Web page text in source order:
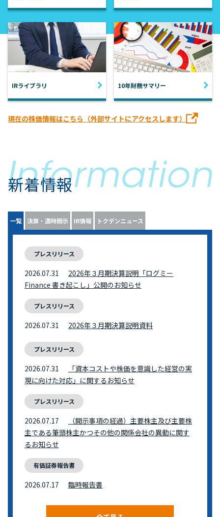
IRライブラリ 10年財務サマリー
現在の株価情報はこちら（外部サイトにアクセスします）
新着情報
一覧 決算・適時開示 IR情報 トクデンニュース
プレスリリース
2026.07.31
2026年３月期決算説明「ログミー
Finance 書き起こし」公開のお知らせ
プレスリリース
2026.07.31 2026年３月期決算説明資料
プレスリリース
2026.07.31
「資本コストや株価を意識した経営の実
現に向けた対応」に関するお知らせ
プレスリリース
2026.07.17
（開示事項の経過）主要株主及び主要株
主である筆頭株主かつその他の関係会社の異動に関す
るお知らせ
有価証券報告書
2026.07.17 臨時報告書